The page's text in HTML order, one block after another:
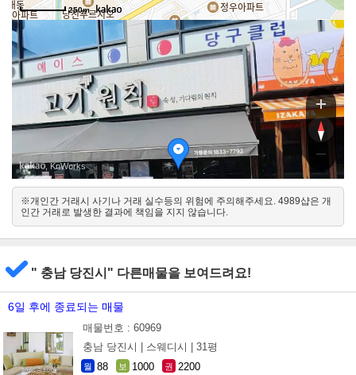
250m
문로
문
남동
, KnWorks
※개인간 거래시 사기나 거래 실수등의 위험에 주의해주세요. 4989샵은 개
인간 거래로 발생한 결과에 책임을 지지 않습니다.
" 충남 당진시" 다른매물을 보여드려요!
6일 후에 종료되는 매물
매물번호 : 60969
충남 당진시 |
스웨디시 | 31평
월 88 보 1000 권 2200